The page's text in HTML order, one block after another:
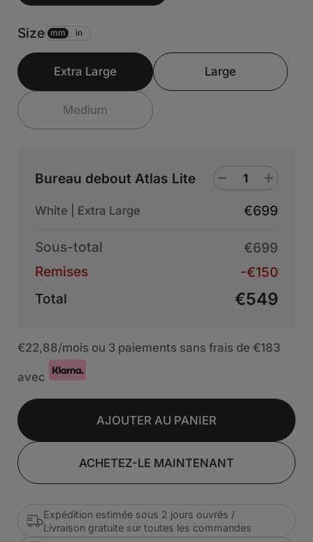
Size mm in
Extra Large Large
Medium
Bureau debout Atlas Lite
White | Extra Large €699
Sous-total
€699
Remises
-€150
Total
€549
€22,88/mois ou 3 paiements sans frais de €183
avec
AJOUTER AU PANIER
ACHETEZ-LE MAINTENANT
Expédition estimée sous 2 jours ouvrés /
Livraison gratuite sur toutes les commandes